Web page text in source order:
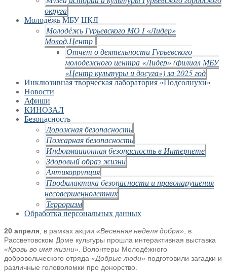
округа
Молодёжь МБУ ЦКД
Молодёжь Гурьевского МО I «Лидер»
Молод.Центр
Отчет о деятельности Гурьевского
молодежного центра «Лидер» (филиал МБУ
«Центр культуры и досуга») за 2025 год
Инклюзивная творческая лаборатория «Подсолнухи»
Новости
Афиши
КИНОЗАЛ
Безопасность
Дорожная безопасность
Пожарная безопасность
Информационная безопасность в Интернете
Здоровый образ жизни
Антикоррупция
Профилактика безопасности и правонарушения
несовершеннолетних
Терроризм
Обработка персональных данных
20 апреля, в рамках акции «Весенняя неделя добра», в
Рассветовском Доме культуры прошла интерактивная выставка
«Кровь во имя жизни». Волонтеры Молодёжного
добровольческого отряда «Добрые люди» подготовили загадки и
различные головоломки про донорство.